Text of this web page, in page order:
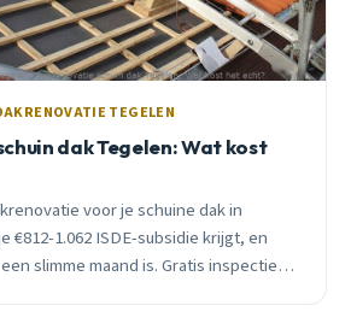
TEGELEN
dak Tegelen: Wat kost
voor je schuine dak in
€812-1.062 ISDE-subsidie krijgt, en
slimme maand is. Gratis inspectie